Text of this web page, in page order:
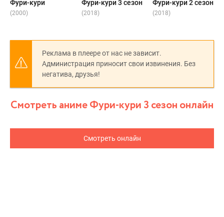
Фури-кури
(2000)
Фури-кури 3 сезон
(2018)
Фури-кури 2 сезон
(2018)
Реклама в плеере от нас не зависит.
Администрация приносит свои извинения. Без
негатива, друзья!
Смотреть аниме Фури-кури 3 сезон онлайн
Смотреть онлайн